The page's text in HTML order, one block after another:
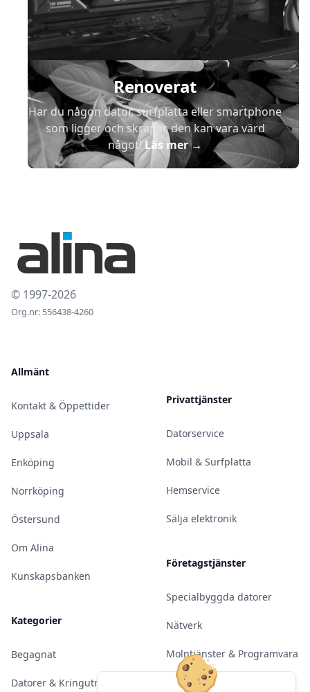
Renoverat
Har du någon dator, surfplatta eller smartphone
som ligger och skräpar, den kan vara värd
något!Läs mer→
© 1997-2026
Org.nr: 556438-4260
Allmänt
Kontakt & Öppettider
Uppsala
Enköping
Norrköping
Östersund
Om Alina
Kunskapsbanken
Kategorier
Begagnat
Datorer & Kringutrustning
Privattjänster
Datorservice
Mobil & Surfplatta
Hemservice
Sälja elektronik
Företagstjänster
Specialbyggda datorer
Nätverk
Molntjänster & Programvara
Server & Backup